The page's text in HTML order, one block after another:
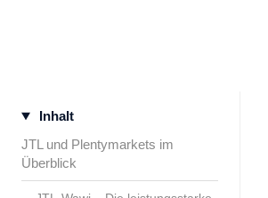
e
Inhalt
JTL und Plentymarkets im
Überblick